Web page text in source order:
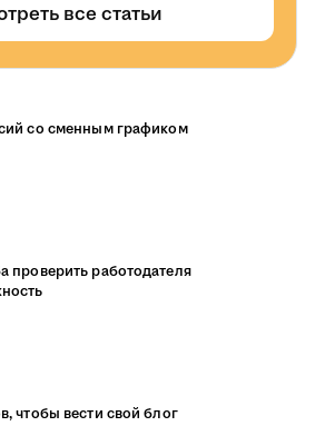
все статьи
со сменным графиком
проверить работодателя
чтобы вести свой блог